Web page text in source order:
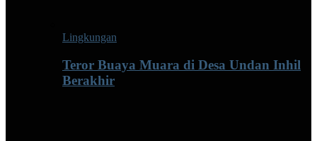
Lingkungan
Teror Buaya Muara di Desa Undan Inhil
Berakhir